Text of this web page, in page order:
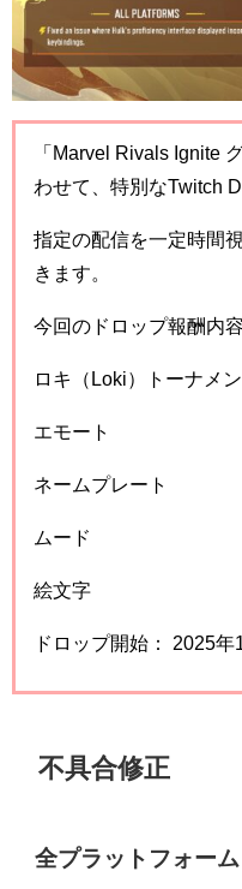
「Marvel Rivals Ignite
わせて、特別なTwitch
指定の配信を一定時間
きます。
今回のドロップ報酬内容
ロキ（Loki）トーナメ
エモート
ネームプレート
ムード
絵文字
ドロップ開始： 2025
不具合修正
全プラットフォーム